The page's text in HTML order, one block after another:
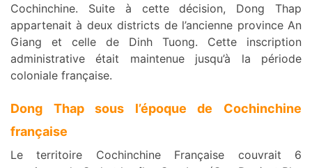
Cochinchine. Suite à cette décision, Dong Thap
appartenait à deux districts de l’ancienne province An
Giang et celle de Dinh Tuong. Cette inscription
administrative était maintenue jusqu’à la période
coloniale française.
Dong Thap sous l’époque de Cochinchine
française
Le territoire Cochinchine Française couvrait 6